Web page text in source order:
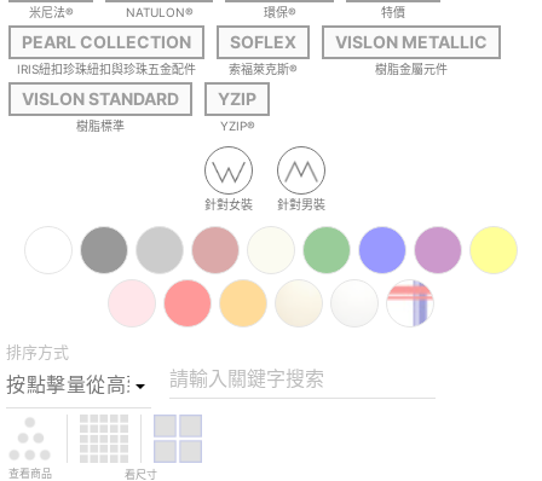
米尼法® NATULON® 環保® 特價
PEARL COLLECTION
IRIS紐扣珍珠紐扣與珍珠五金配件
SOFLEX
索福萊克斯®
VISLON METALLIC
樹脂金屬元件
VISLON STANDARD
樹脂標準
YZIP
YZIP®
針對女裝 針對男裝
排序方式
請輸入關鍵字搜索
查看商品 看尺寸